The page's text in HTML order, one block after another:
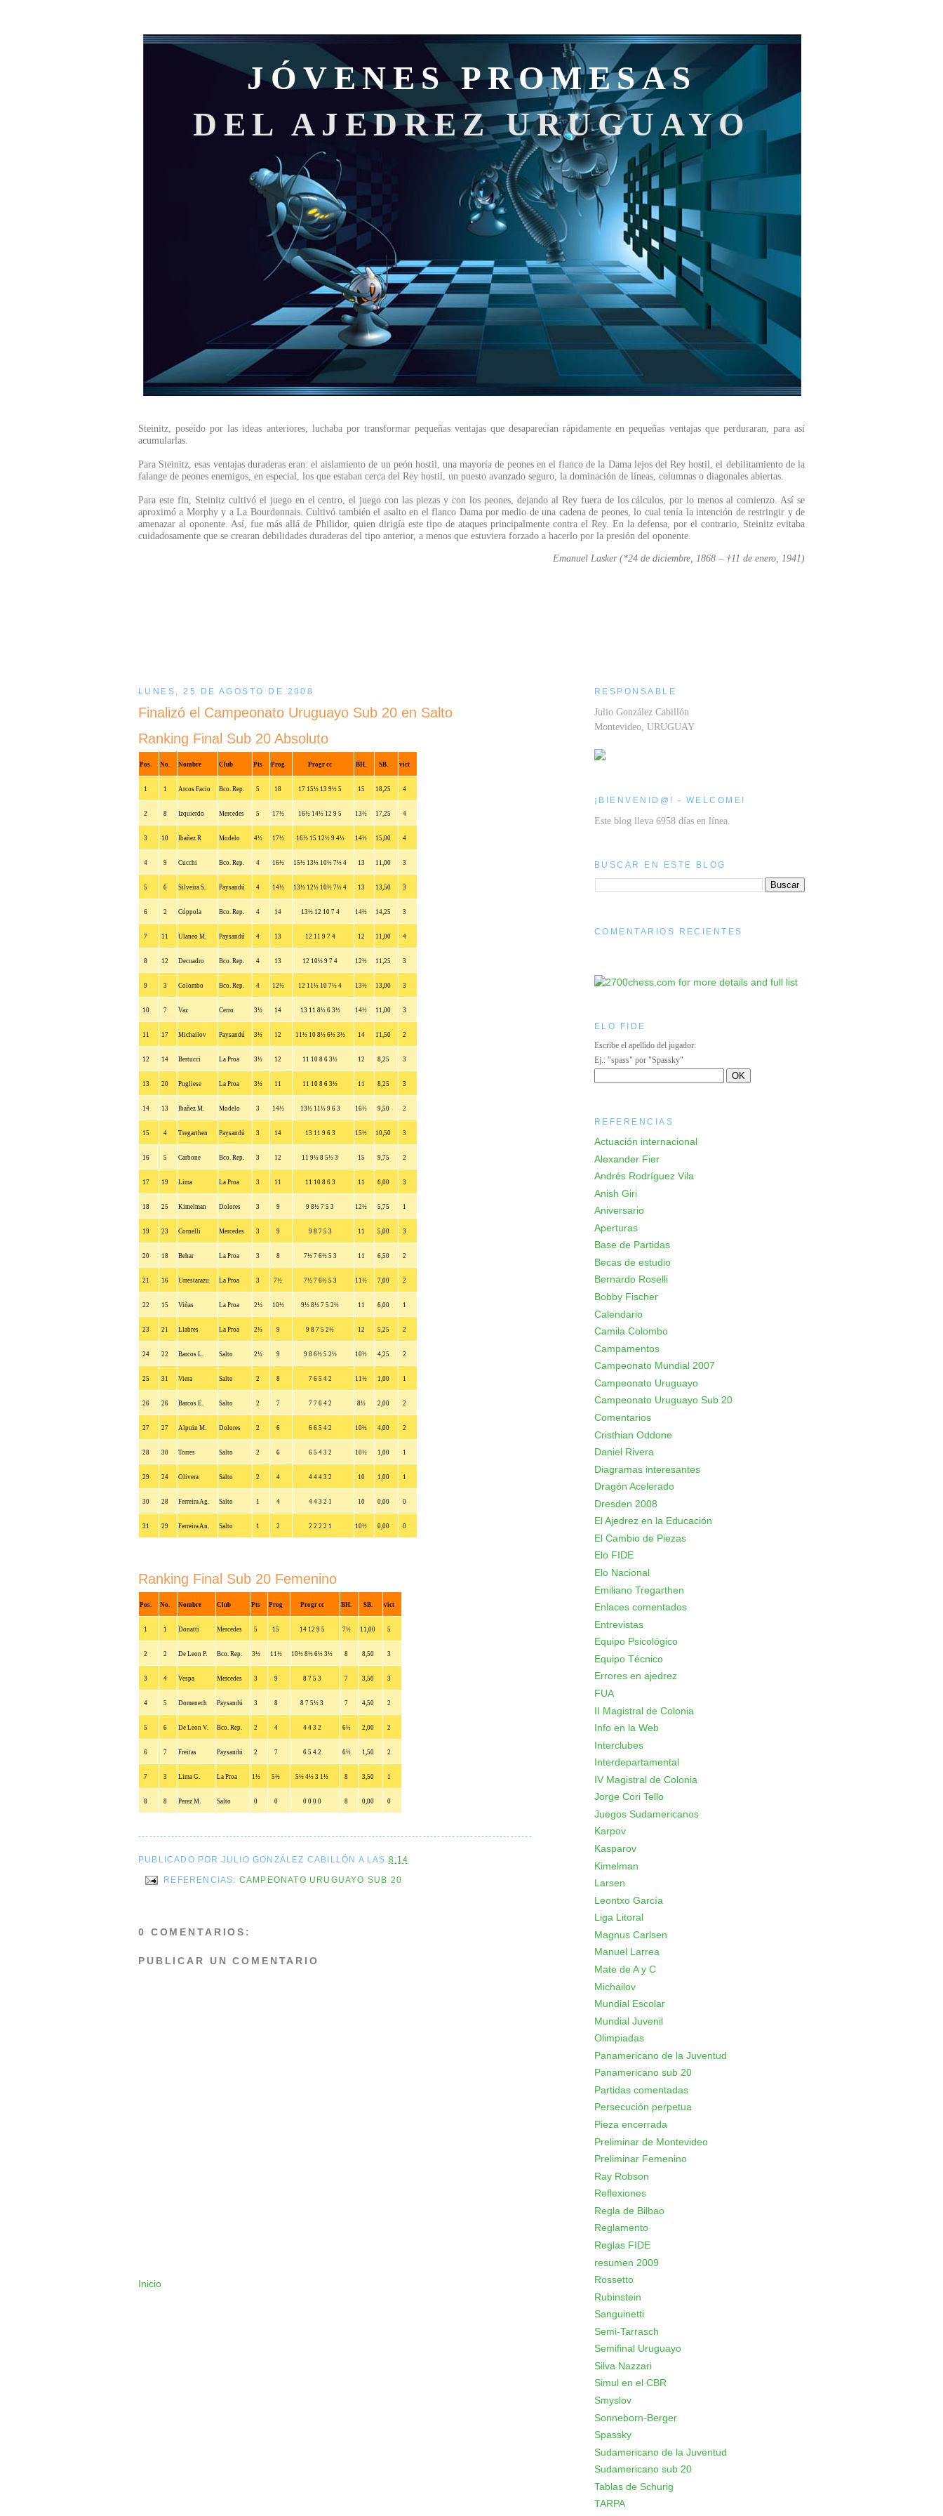
JÓVENES PROMESAS
DEL AJEDREZ URUGUAYO
Steinitz, poseído por las ideas anteriores, luchaba por transformar pequeñas ventajas que desaparecían rápidamente en pequeñas ventajas que perduraran, para así
acumularlas.
Para Steinitz, esas ventajas duraderas eran: el aislamiento de un peón hostil, una mayoría de peones en el flanco de la Dama lejos del Rey hostil, el debilitamiento de la
falange de peones enemigos, en especial, los que estaban cerca del Rey hostil, un puesto avanzado seguro, la dominación de líneas, columnas o diagonales abiertas.
Para este fin, Steinitz cultivó el juego en el centro, el juego con las piezas y con los peones, dejando al Rey fuera de los cálculos, por lo menos al comienzo. Así se
aproximó a Morphy y a La Bourdonnais. Cultivó también el asalto en el flanco Dama por medio de una cadena de peones, lo cual tenía la intención de restringir y de
amenazar al oponente. Así, fue más allá de Philidor, quien dirigía este tipo de ataques principalmente contra el Rey. En la defensa, por el contrario, Steinitz evitaba
cuidadosamente que se crearan debilidades duraderas del tipo anterior, a menos que estuviera forzado a hacerlo por la presión del oponente.
Emanuel Lasker (*24 de diciembre, 1868 – †11 de enero, 1941)
LUNES, 25 DE AGOSTO DE 2008
Finalizó el Campeonato Uruguayo Sub 20 en Salto
Ranking Final Sub 20 Absoluto
Pos. No. Nombre Club Pts Prog Progr cc BH. SB. vict
1 1 Arcos Facio Bco. Rep. 5 18 17 15½ 13 9½ 5 15 18,25 4
2 8 Izquierdo Mercedes 5 17½ 16½ 14½ 12 9 5 13½ 17,25 4
3 10 Ibañez R Modelo 4½ 17½ 16½ 15 12½ 9 4½ 14½ 15,00 4
4 9 Cucchi Bco. Rep. 4 16½ 15½ 13½ 10½ 7½ 4 13 11,00 3
5 6 Silveira S. Paysandú 4 14½ 13½ 12½ 10½ 7½ 4 13 13,50 3
6 2 Cóppola Bco. Rep. 4 14 13½ 12 10 7 4 14½ 14,25 3
7 11 Ulaneo M. Paysandú 4 13 12 11 9 7 4 12 11,00 4
8 12 Decuadro Bco. Rep. 4 13 12 10½ 9 7 4 12½ 11,25 3
9 3 Colombo Bco. Rep. 4 12½ 12 11½ 10 7½ 4 13½ 13,00 3
10 7 Vaz Cerro 3½ 14 13 11 8½ 6 3½ 14½ 11,00 3
11 17 Michailov Paysandú 3½ 12 11½ 10 8½ 6½ 3½ 14 11,50 2
12 14 Bertucci La Proa 3½ 12 11 10 8 6 3½ 12 8,25 3
13 20 Pugliese La Proa 3½ 11 11 10 8 6 3½ 11 8,25 3
14 13 Ibañez M. Modelo 3 14½ 13½ 11½ 9 6 3 16½ 9,50 2
15 4 Tregarthen Paysandú 3 14 13 11 9 6 3 15½ 10,50 3
16 5 Carbone Bco. Rep. 3 12 11 9½ 8 5½ 3 15 9,75 2
17 19 Lima La Proa 3 11 11 10 8 6 3 11 6,00 3
18 25 Kimelman Dolores 3 9 9 8½ 7 5 3 12½ 5,75 1
19 23 Cornelli Mercedes 3 9 9 8 7 5 3 11 5,00 3
20 18 Behar La Proa 3 8 7½ 7 6½ 5 3 11 6,50 2
21 16 Urrestarazu La Proa 3 7½ 7½ 7 6½ 5 3 11½ 7,00 2
22 15 Viñas La Proa 2½ 10½ 9½ 8½ 7 5 2½ 11 6,00 1
23 21 Llabres La Proa 2½ 9 9 8 7 5 2½ 12 5,25 2
24 22 Barcos L. Salto 2½ 9 9 8 6½ 5 2½ 10½ 4,25 2
25 31 Viera Salto 2 8 7 6 5 4 2 11½ 1,00 1
26 26 Barcos E. Salto 2 7 7 7 6 4 2 8½ 2,00 2
27 27 Alpuin M. Dolores 2 6 6 6 5 4 2 10½ 4,00 2
28 30 Torres Salto 2 6 6 5 4 3 2 10½ 1,00 1
29 24 Olivera Salto 2 4 4 4 4 3 2 10 1,00 1
30 28 Ferreira Ag. Salto 1 4 4 4 3 2 1 10 0,00 0
31 29 Ferreira An. Salto 1 2 2 2 2 2 1 10½ 0,00 0
Ranking Final Sub 20 Femenino
Pos. No. Nombre Club Pts Prog Progr cc BH. SB. vict
1 1 Donatti Mercedes 5 15 14 12 9 5 7½ 11,00 5
2 2 De Leon P. Bco. Rep. 3½ 11½ 10½ 8½ 6½ 3½ 8 8,50 3
3 4 Vespa Mercedes 3 9 8 7 5 3 7 3,50 3
4 5 Domenech Paysandú 3 8 8 7 5½ 3 7 4,50 2
5 6 De Leon V. Bco. Rep. 2 4 4 4 3 2 6½ 2,00 2
6 7 Freitas Paysandú 2 7 6 5 4 2 6½ 1,50 2
7 3 Lima G. La Proa 1½ 5½ 5½ 4½ 3 1½ 8 3,50 1
8 8 Perez M. Salto 0 0 0 0 0 0 8 0,00 0
------------------------------------------------------------------------------------------------------------
PUBLICADO POR JULIO GONZÁLEZ CABILLÓN A LAS 8:14
REFERENCIAS: CAMPEONATO URUGUAYO SUB 20
0 COMENTARIOS:
PUBLICAR UN COMENTARIO
Inicio
RESPONSABLE
Julio González Cabillón
Montevideo, URUGUAY
¡BIENVENID@! - WELCOME!
Este blog lleva 6958 días en línea.
BUSCAR EN ESTE BLOG
COMENTARIOS RECIENTES
ELO FIDE
Escribe el apellido del jugador:
Ej.: "spass" por "Spassky"
REFERENCIAS
Actuación internacional
Alexander Fier
Andrés Rodríguez Vila
Anish Giri
Aniversario
Aperturas
Base de Partidas
Becas de estudio
Bernardo Roselli
Bobby Fischer
Calendario
Camila Colombo
Campamentos
Campeonato Mundial 2007
Campeonato Uruguayo
Campeonato Uruguayo Sub 20
Comentarios
Cristhian Oddone
Daniel Rivera
Diagramas interesantes
Dragón Acelerado
Dresden 2008
El Ajedrez en la Educación
El Cambio de Piezas
Elo FIDE
Elo Nacional
Emiliano Tregarthen
Enlaces comentados
Entrevistas
Equipo Psicológico
Equipo Técnico
Errores en ajedrez
FUA
II Magistral de Colonia
Info en la Web
Interclubes
Interdepartamental
IV Magistral de Colonia
Jorge Cori Tello
Juegos Sudamericanos
Karpov
Kasparov
Kimelman
Larsen
Leontxo García
Liga Litoral
Magnus Carlsen
Manuel Larrea
Mate de A y C
Michailov
Mundial Escolar
Mundial Juvenil
Olimpiadas
Panamericano de la Juventud
Panamericano sub 20
Partidas comentadas
Persecución perpetua
Pieza encerrada
Preliminar de Montevideo
Preliminar Femenino
Ray Robson
Reflexiones
Regla de Bilbao
Reglamento
Reglas FIDE
resumen 2009
Rossetto
Rubinstein
Sanguinetti
Semi-Tarrasch
Semifinal Uruguayo
Silva Nazzari
Simul en el CBR
Smyslov
Sonneborn-Berger
Spassky
Sudamericano de la Juventud
Sudamericano sub 20
Tablas de Schurig
TARPA